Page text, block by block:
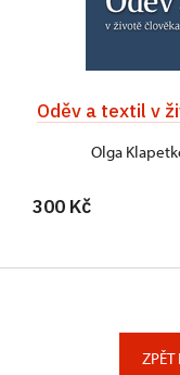
Oděv a textil v
Olga
300 Kč
ZPĚT